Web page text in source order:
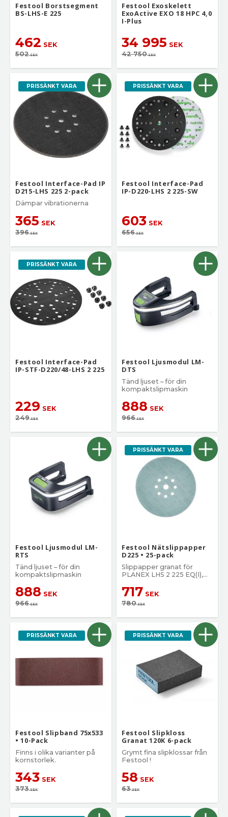
Festool Borstsegment
BS-LHS-E 225
462 SEK
502SEK
Festool Exoskelett
ExoActive EXO 18 HPC 4,0
I-Plus
34 995 SEK
42 750SEK
Festool Interface-Pad IP
D215-LHS 225 2-pack
Dämpar vibrationerna
365 SEK
396SEK
PRISSÄNKT VARA
Festool Interface-Pad
IP-D220-LHS 2 225-SW
603 SEK
656SEK
PRISSÄNKT VARA
Festool Interface-Pad
IP-STF-D220/48-LHS 2 225
229 SEK
249SEK
PRISSÄNKT VARA
Festool Ljusmodul LM-
DTS
Tänd ljuset – för din
kompaktslipmaskin
888 SEK
966SEK
Festool Ljusmodul LM-
RTS
Tänd ljuset – för din
kompaktslipmaskin
888 SEK
966SEK
Festool Nätslippapper
D225 • 25-pack
Slippapper granat för
PLANEX LHS 2 225 EQ(I),
LHS-E 225 easy
717 SEK
780SEK
PRISSÄNKT VARA
Festool Slipband 75x533
• 10-Pack
Finns i olika varianter på
kornstorlek.
343 SEK
373SEK
PRISSÄNKT VARA
Festool Slipkloss
Granat 120K 6-pack
Grymt fina slipklossar från
Festool !
58 SEK
63SEK
PRISSÄNKT VARA